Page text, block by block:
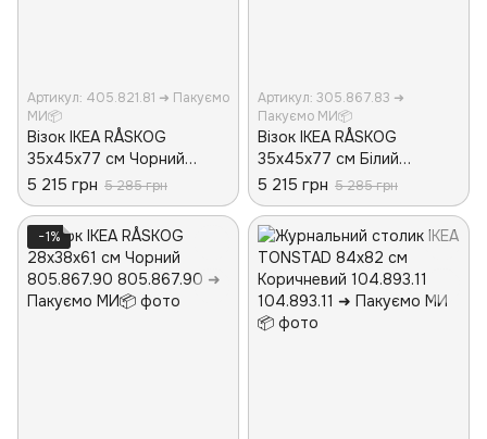
Артикул: 405.821.81 ➜ Пакуємо
МИ📦
Візок IKEA RÅSKOG
35x45x77 см Чорний
405.821.81
5 215 грн 5 285 грн
Артикул: 305.867.83 ➜
Пакуємо МИ📦
Візок IKEA RÅSKOG
35x45x77 см Білий
305.867.83
5 215 грн 5 285 грн
−1%